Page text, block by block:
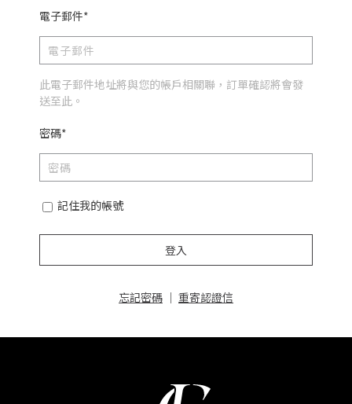
電子郵件*
此電子郵件地址將與您的帳戶相關聯，訂單確認將會發
送至此。
密碼*
記住我的帳號
登入
忘記密碼 ｜ 重寄認證信